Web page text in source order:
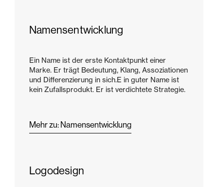
Namensentwicklung
Ein Name ist der erste Kontaktpunkt einer
Marke. Er trägt Bedeutung, Klang, Assoziationen
und Differenzierung in sich.E in guter Name ist
kein Zufallsprodukt. Er ist verdichtete Strategie.
Mehr zu: Namensentwicklung
Logodesign